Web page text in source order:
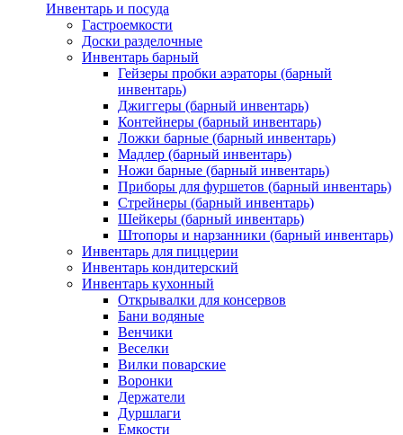
Инвентарь и посуда
Гастроемкости
Доски разделочные
Инвентарь барный
Гейзеры пробки аэраторы (барный
инвентарь)
Джиггеры (барный инвентарь)
Контейнеры (барный инвентарь)
Ложки барные (барный инвентарь)
Мадлер (барный инвентарь)
Ножи барные (барный инвентарь)
Приборы для фуршетов (барный инвентарь)
Стрейнеры (барный инвентарь)
Шейкеры (барный инвентарь)
Штопоры и нарзанники (барный инвентарь)
Инвентарь для пиццерии
Инвентарь кондитерский
Инвентарь кухонный
Открывалки для консервов
Бани водяные
Венчики
Веселки
Вилки поварские
Воронки
Держатели
Дуршлаги
Емкости